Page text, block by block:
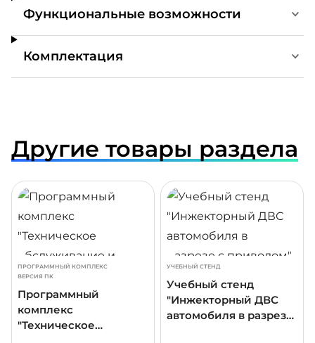
Функциональные возможности
Комплектация
Другие товары раздела
ПРОГРАММНЫЙ КОМПЛЕКС
ВЕРСИЯ ПК
Программный
комплекс
"Техническое
УЧЕБНЫЙ СТЕНД
Учебный стенд
"Инжекторный ДВС
автомобиля в разрезе
ПОДРОБНЕЕ